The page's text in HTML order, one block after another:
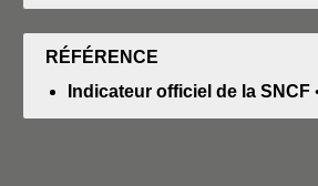
RÉFÉRENCE
Indicateur officiel de la SNCF